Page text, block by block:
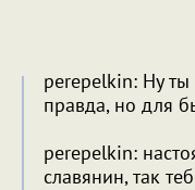
perepelkin: Ну
правда, но для
perepelkin:
славянин, так